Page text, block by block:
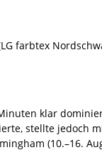
farbtex
klar
stellte jedoch
(10.–16.